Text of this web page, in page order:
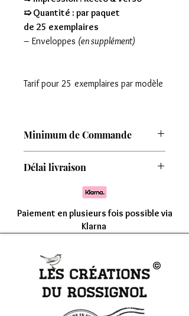
➯ Quantité : par paquet
de 25 exemplaires
– Enveloppes (en supplément)
Tarif pour 25 exemplaires par modèle
Minimum de Commande
8 modèles
Délai livraison
Comptez une livraison entre 7 à 15 jours
Paiement en plusieurs fois possible via
Klarna